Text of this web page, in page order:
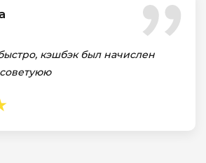
кэшбэк был начислен